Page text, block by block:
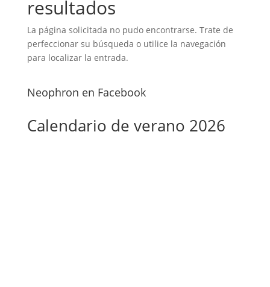
resultados
La página solicitada no pudo encontrarse. Trate de
perfeccionar su búsqueda o utilice la navegación
para localizar la entrada.
Neophron en Facebook
Calendario de verano 2026